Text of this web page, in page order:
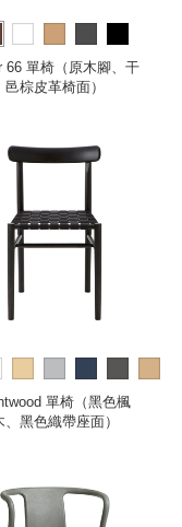
66 單椅（原木腳、干
邑棕皮革椅面）
more
單椅（黑色楓
、黑色織帶座面）